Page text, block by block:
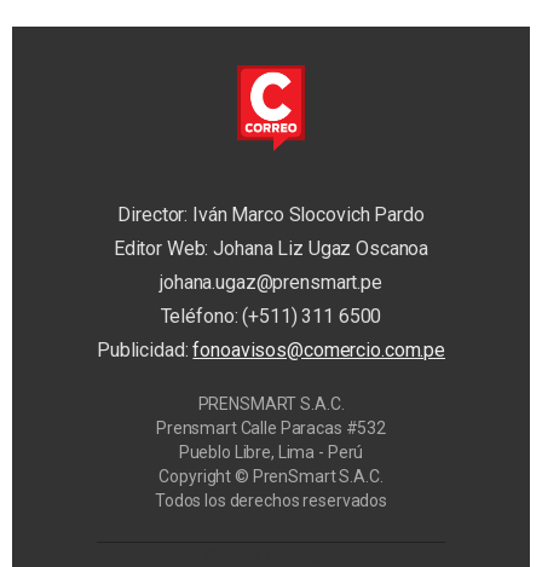
Director: Iván Marco Slocovich Pardo
Editor Web: Johana Liz Ugaz Oscanoa
johana.ugaz@prensmart.pe
Teléfono: (+511) 311 6500
Publicidad:fonoavisos@comercio.com.pe
PRENSMART S.A.C.
Prensmart Calle Paracas #532
Pueblo Libre, Lima - Perú
Copyright © PrenSmart S.A.C.
Todos los derechos reservados